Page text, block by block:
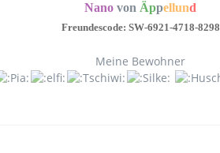
Nano von Äppellund
Freundescode: SW-6921-4718-8298
Meine Bewohner